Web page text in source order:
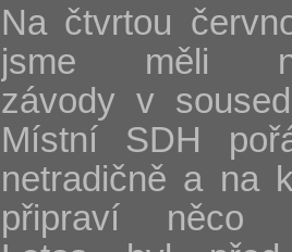
Na čtvrtou
jsme měli
závody v
Místní SDH
netradičně a na
připraví něco